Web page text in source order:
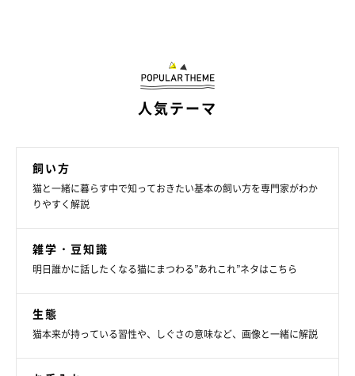
人気テーマ
飼い方
猫と一緒に暮らす中で知っておきたい基本の飼い方を専門家がわか
りやすく解説
雑学・豆知識
明日誰かに話したくなる猫にまつわる”あれこれ”ネタはこちら
生態
猫本来が持っている習性や、しぐさの意味など、画像と一緒に解説